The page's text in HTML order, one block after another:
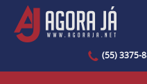
(55) 3375-